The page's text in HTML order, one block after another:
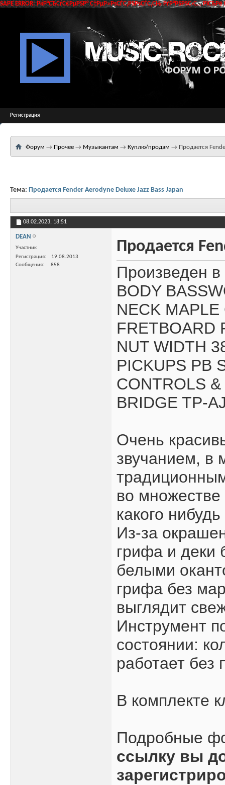
SAPE ERROR: РќР°СЂСѓС€РµРЅР° С†РµР»РѕСЃС‚РЅРѕСЃС‚СЊ РґР°РЅРЅС‹С…
Регистрация
Форум → Прочее → Музыкантам → Куплю/продам → Продается
Тема: Продается Fender Aerodyne Deluxe Jazz Bass Japan
08.02.2023, 18:51
DEAN
Участник
Регистрация
19.08.2013
Сообщения
858
Продается
Произведен
BODY
NECK
FRETBOARD
NUT WIDTH
PICKUPS PB
CONTROLS
BRIDGE TP-
Очень
звучанием, в
во
какого
Из-за
грифа и деки
белыми
грифа без
выглядит
Инструмент
состоянии:
работает без
В комплекте
Подробные
ссылку вы